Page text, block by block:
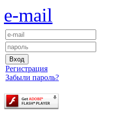
e-mail
Регистрация
Забыли пароль?